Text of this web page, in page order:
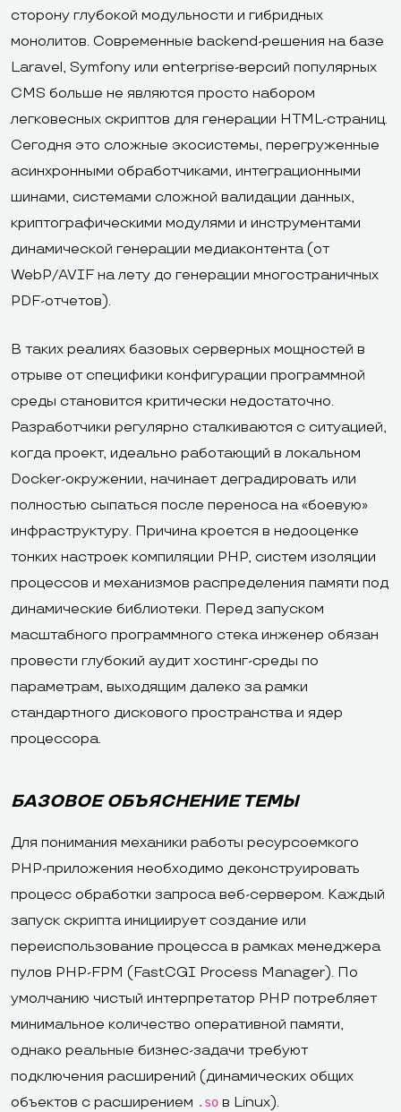
сторону глубокой модульности и гибридных
монолитов. Современные backend-решения на базе
Laravel, Symfony или enterprise-версий популярных
CMS больше не являются просто набором
легковесных скриптов для генерации HTML-страниц.
Сегодня это сложные экосистемы, перегруженные
асинхронными обработчиками, интеграционными
шинами, системами сложной валидации данных,
криптографическими модулями и инструментами
динамической генерации медиаконтента (от
WebP/AVIF на лету до генерации многостраничных
PDF-отчетов).
В таких реалиях базовых серверных мощностей в
отрыве от специфики конфигурации программной
среды становится критически недостаточно.
Разработчики регулярно сталкиваются с ситуацией,
когда проект, идеально работающий в локальном
Docker-окружении, начинает деградировать или
полностью сыпаться после переноса на «боевую»
инфраструктуру. Причина кроется в недооценке
тонких настроек компиляции PHP, систем изоляции
процессов и механизмов распределения памяти под
динамические библиотеки. Перед запуском
масштабного программного стека инженер обязан
провести глубокий аудит хостинг-среды по
параметрам, выходящим далеко за рамки
стандартного дискового пространства и ядер
процессора.
БАЗОВОЕ ОБЪЯСНЕНИЕ ТЕМЫ
Для понимания механики работы ресурсоемкого
PHP-приложения необходимо деконструировать
процесс обработки запроса веб-сервером. Каждый
запуск скрипта инициирует создание или
переиспользование процесса в рамках менеджера
пулов PHP-FPM (FastCGI Process Manager). По
умолчанию чистый интерпретатор PHP потребляет
минимальное количество оперативной памяти,
однако реальные бизнес-задачи требуют
подключения расширений (динамических общих
объектов с расширением .so в Linux).